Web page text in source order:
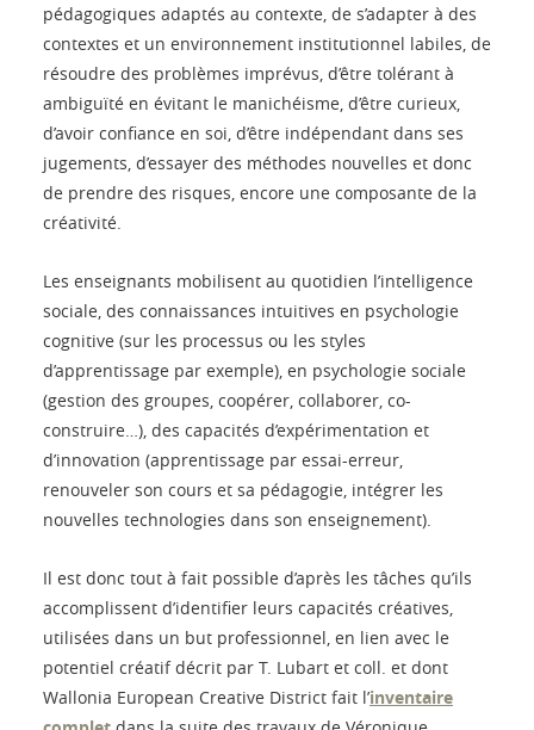
pédagogiques adaptés au contexte, de s’adapter à des
contextes et un environnement institutionnel labiles, de
résoudre des problèmes imprévus, d’être tolérant à
ambiguïté en évitant le manichéisme, d’être curieux,
d’avoir confiance en soi, d’être indépendant dans ses
jugements, d’essayer des méthodes nouvelles et donc
de prendre des risques, encore une composante de la
créativité.
Les enseignants mobilisent au quotidien l’intelligence
sociale, des connaissances intuitives en psychologie
cognitive (sur les processus ou les styles
d’apprentissage par exemple), en psychologie sociale
(gestion des groupes, coopérer, collaborer, co-
construire…), des capacités d’expérimentation et
d’innovation (apprentissage par essai-erreur,
renouveler son cours et sa pédagogie, intégrer les
nouvelles technologies dans son enseignement).
Il est donc tout à fait possible d’après les tâches qu’ils
accomplissent d’identifier leurs capacités créatives,
utilisées dans un but professionnel, en lien avec le
potentiel créatif décrit par T. Lubart et coll. et dont
Wallonia European Creative District fait l’inventaire